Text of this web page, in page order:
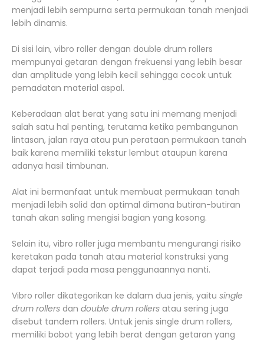
menjadi lebih sempurna serta permukaan tanah menjadi
lebih dinamis.
Di sisi lain, vibro roller dengan double drum rollers
mempunyai getaran dengan frekuensi yang lebih besar
dan amplitude yang lebih kecil sehingga cocok untuk
pemadatan material aspal.
Keberadaan alat berat yang satu ini memang menjadi
salah satu hal penting, terutama ketika pembangunan
lintasan, jalan raya atau pun perataan permukaan tanah
baik karena memiliki tekstur lembut ataupun karena
adanya hasil timbunan.
Alat ini bermanfaat untuk membuat permukaan tanah
menjadi lebih solid dan optimal dimana butiran-butiran
tanah akan saling mengisi bagian yang kosong.
Selain itu, vibro roller juga membantu mengurangi risiko
keretakan pada tanah atau material konstruksi yang
dapat terjadi pada masa penggunaannya nanti.
Vibro roller dikategorikan ke dalam dua jenis, yaitu single
drum rollers dan double drum rollers atau sering juga
disebut tandem rollers. Untuk jenis single drum rollers,
memiliki bobot yang lebih berat dengan getaran yang